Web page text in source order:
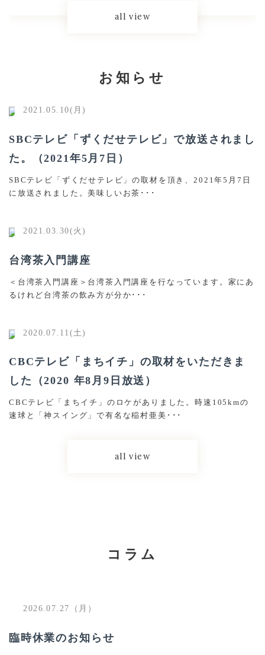
all view
お知らせ
2021.05.10(月)
SBCテレビ「ずくだせテレビ」で放送されまし
た。（2021年5月7日）
SBCテレビ「ずくだせテレビ」の取材を頂き、2021年5月7日
に放送されました。美味しいお茶･･･
2021.03.30(火)
台湾茶入門講座
＜台湾茶入門講座＞台湾茶入門講座を行なっています。家にあ
るけれど台湾茶の飲み方が分か･･･
2020.07.11(土)
CBCテレビ「まちイチ」の取材をいただきま
した（2020 年8月9日放送）
CBCテレビ「まちイチ」のロケがありました。時速105kmの
速球と「神スイング」で有名な稲村亜美･･･
all view
コラム
2026.07.27（月）
臨時休業のお知らせ